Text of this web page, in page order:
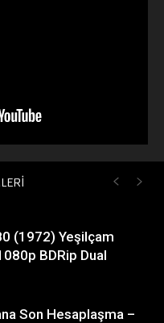
(1972) Yeşilçam
BDRip Dual
Son Hesaplaşma –